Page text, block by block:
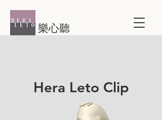
樂心聽
Hera Leto Clip